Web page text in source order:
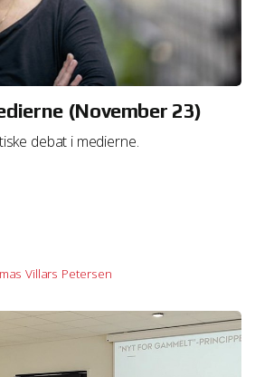
(November 23)
debat i medierne.
Villars Petersen